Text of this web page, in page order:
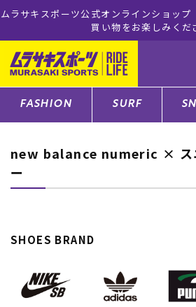
ムラサキスポーツ公式オンラインショッ
買い物をお楽しみくだ
ゲスト様
ログイン
店舗一覧
サーフTOP
FASHION SURF
new balance numeric × ス
ー
SHOES BRAND